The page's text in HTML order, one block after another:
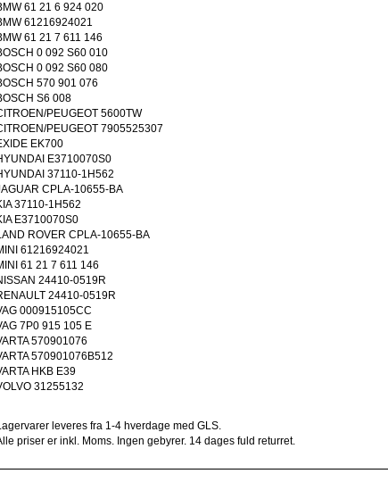
61 21 6 924 020
61216924021
61 21 7 611 146
0 092 S60 010
0 092 S60 080
570 901 076
S6 008
PEUGEOT 5600TW
PEUGEOT 7905525307
EK700
E3710070S0
37110-1H562
CPLA-10655-BA
37110-1H562
E3710070S0
ROVER CPLA-10655-BA
61216924021
61 21 7 611 146
24410-0519R
24410-0519R
000915105CC
7P0 915 105 E
570901076
570901076B512
HKB E39
31255132
leveres fra 1-4 hverdage med GLS.
priser er inkl. Moms. Ingen gebyrer. 14 dages fuld returret.